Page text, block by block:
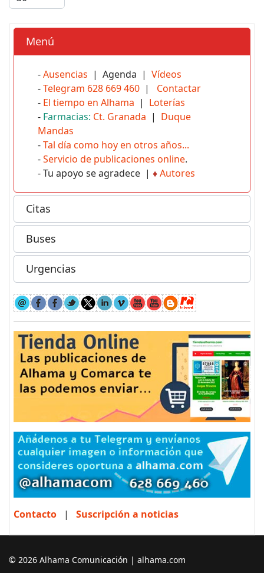
Menú
-Ausencias | Agenda | Vídeos
-Telegram 628 669 460 | Contactar
- El tiempo en Alhama | Loterías
- Farmacias: Ct. Granada | Duque
Mandas
-Tal día como hoy en otros años...
-Servicio de publicaciones online.
- Tu apoyo se agradece | ♦Autores
Citas
Buses
Urgencias
Contacto | Suscripción a noticias
© 2026 Alhama Comunicación | alhama.com